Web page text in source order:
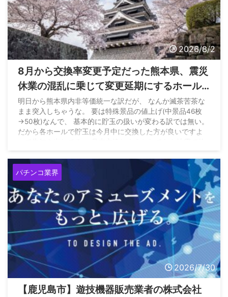
2026/8/2
8月から交換率変更予定だった熊本県、震災
休業の混乱に乗じて変更延期にするホール
まで現れてる模様
明日から熊本県内非等価統一な訳だが、 なんか滅茶苦茶な
まま突入しちゃうな。 要は特殊景品の値上げ(中景品46枚
→50枚)なんで、 基本的に貯玉の扱いが変わる訳では無い。
だから各ホールで貯玉は今月中に交換した方が良いですよ
パチンコ業界
2026/7/30
【鹿児島市】遊技機器販売業者の株式会社